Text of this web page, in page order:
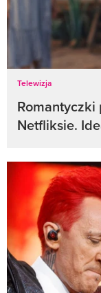
Telewizja
Netfliksie.